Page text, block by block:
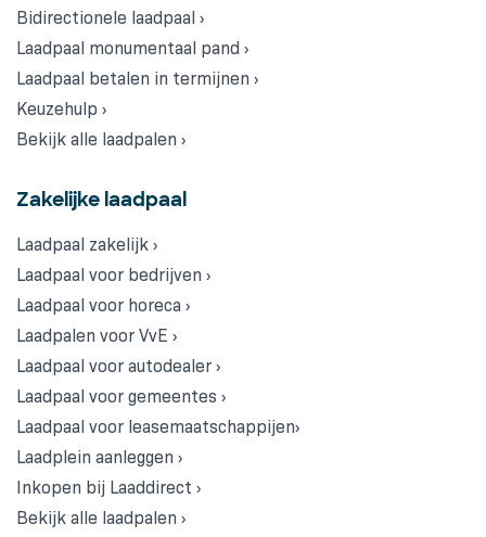
Bidirectionele laadpaal ›
Laadpaal monumentaal pand ›
Laadpaal betalen in termijnen ›
Keuzehulp ›
Bekijk alle laadpalen ›
Zakelijke laadpaal
Laadpaal zakelijk ›
Laadpaal voor bedrijven ›
Laadpaal voor horeca ›
Laadpalen voor VvE ›
Laadpaal voor autodealer ›
Laadpaal voor gemeentes ›
Laadpaal voor leasemaatschappijen›
Laadplein aanleggen ›
Inkopen bij Laaddirect ›
Bekijk alle laadpalen ›